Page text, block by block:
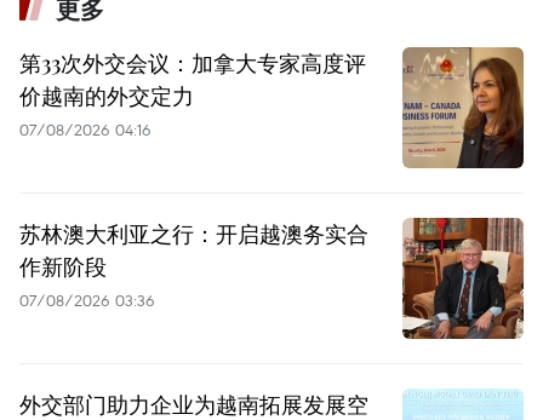
更多
第33次外交会议：加拿大专家高度评
价越南的外交定力
07/08/2026 04:16
苏林澳大利亚之行：开启越澳务实合
作新阶段
07/08/2026 03:36
外交部门助力企业为越南拓展发展空